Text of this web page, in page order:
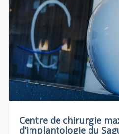
Centre de chirurgie
d’implantologie du